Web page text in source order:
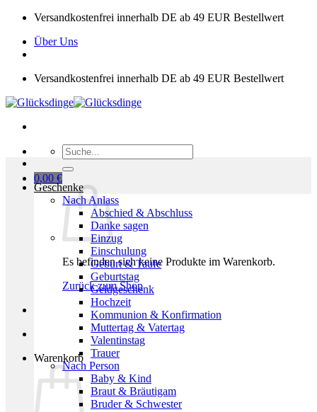
Zum
springen
Versandkostenfrei innerhalb DE ab 49 EUR Bestellwert
Über Uns
Versandkostenfrei innerhalb DE ab 49 EUR Bestellwert
Suchen
nach:
0,00 €
Es befinden sich keine Produkte im Warenkorb.
Zurück zum Shop
Warenkorb
Geschenke
Nach Anlass
Abschied & Abschluss
Danke sagen
Einzug
Einschulung
Geburt & Taufe
Geburtstag
Geldgeschenk
Hochzeit
Kommunion & Konfirmation
Muttertag & Vatertag
Valentinstag
Trauer
Nach Person
Baby & Kind
Braut & Bräutigam
Bruder & Schwester